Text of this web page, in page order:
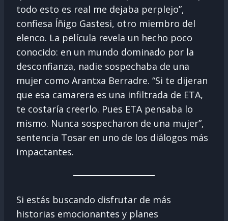
todo esto es real me dejaba perplejo”,
confiesa Íñigo Gastesi, otro miembro del
elenco. La película revela un hecho poco
conocido: en un mundo dominado por la
desconfianza, nadie sospechaba de una
mujer como Arantxa Berradre. “Si te dijeran
que esa camarera es una infiltrada de ETA,
te costaría creerlo. Pues ETA pensaba lo
mismo. Nunca sospecharon de una mujer”,
sentencia Tosar en uno de los diálogos más
impactantes.
Si estás buscando disfrutar de más
historias emocionantes y planes